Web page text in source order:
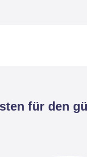
für den